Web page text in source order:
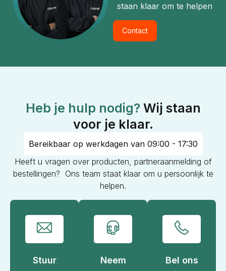
staan klaar om te helpen
Contact
Heb je hulp nodig?Wij staan
voor je klaar.
Bereikbaar op werkdagen van 09:00 - 17:30
Heeft u vragen over producten, partneraanmelding of
bestellingen? Ons team staat klaar om u persoonlijk te
helpen.
Stuur
Neem
Bel ons